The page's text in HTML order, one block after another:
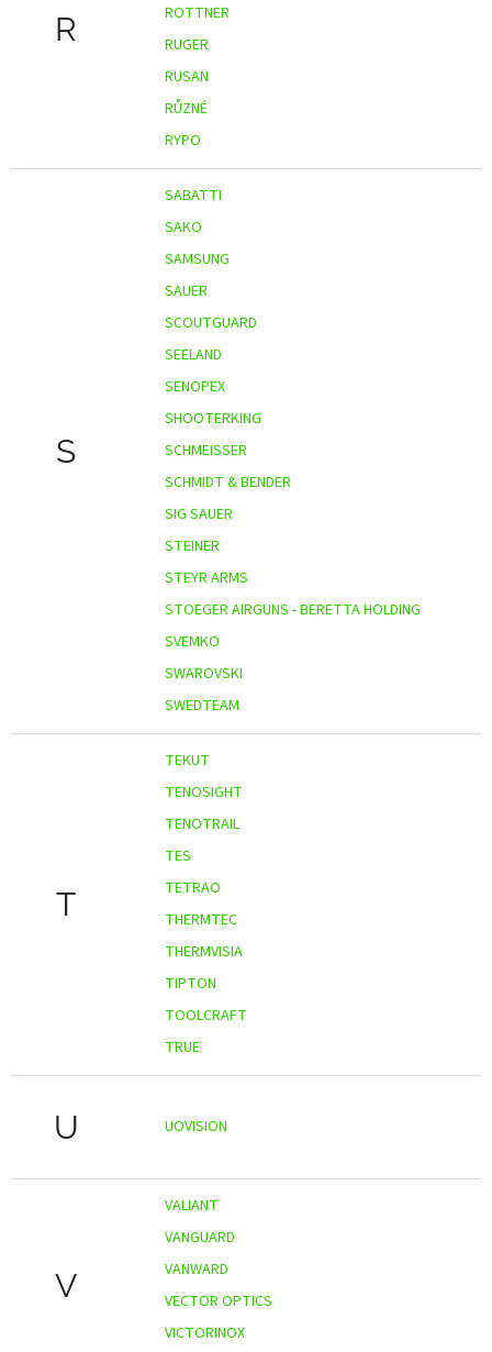
R
ROTTNER
RUGER
RUSAN
RŮZNÉ
RYPO
S
SABATTI
SAKO
SAMSUNG
SAUER
SCOUTGUARD
SEELAND
SENOPEX
SHOOTERKING
SCHMEISSER
SCHMIDT & BENDER
SIG SAUER
STEINER
STEYR ARMS
STOEGER AIRGUNS - BERETTA HOLDING
SVEMKO
SWAROVSKI
SWEDTEAM
T
TEKUT
TENOSIGHT
TENOTRAIL
TES
TETRAO
THERMTEC
THERMVISIA
TIPTON
TOOLCRAFT
TRUE
U UOVISION
V
VALIANT
VANGUARD
VANWARD
VECTOR OPTICS
VICTORINOX